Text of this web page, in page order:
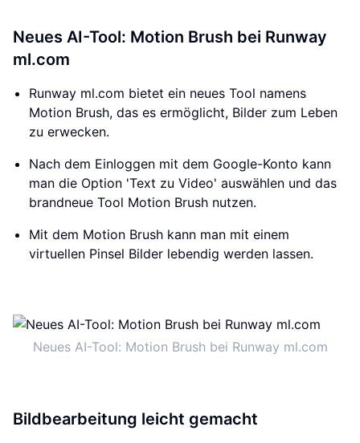
Neues AI-Tool: Motion Brush bei Runway
ml.com
Runway ml.com bietet ein neues Tool namens
Motion Brush, das es ermöglicht, Bilder zum Leben
zu erwecken.
Nach dem Einloggen mit dem Google-Konto kann
man die Option 'Text zu Video' auswählen und das
brandneue Tool Motion Brush nutzen.
Mit dem Motion Brush kann man mit einem
virtuellen Pinsel Bilder lebendig werden lassen.
Neues AI-Tool: Motion Brush bei Runway ml.com
Bildbearbeitung leicht gemacht